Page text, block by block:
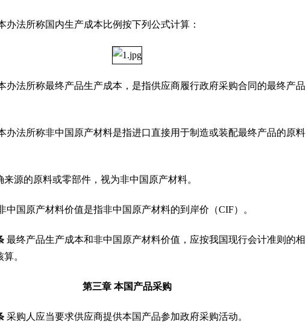
办法所称国内生产成本比例按下列公式计算：
办法所称最终产品生产成本，是指供应商履行政府采购合同的最终产品
办法所称非中国原产材料是指进口直接用于制造或装配最终产品的原料
的原料或零部件，视为非中国原产材料。
中国原产材料价值是指非中国原产材料的到岸价（CIF）。
最终产品生产成本和非中国原产材料价值，应按我国现行会计准则的相
。
第三章 本国产品采购
采购人应当要求供应商提供本国产品参加政府采购活动。